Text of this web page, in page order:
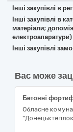
Інші закупівлі в
Інші закупівлі в
матеріали;
електроапаратури)
Інші закупівлі
Вас може
Обласне